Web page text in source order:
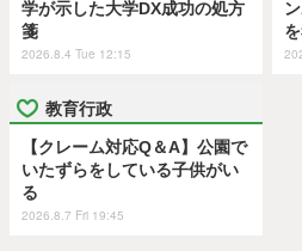
学が示した大学DX成功の処方
箋
2026.8.4 Tue 12:15
教育行政
【クレーム対応Q＆A】公園で
いたずらをしている子供がい
る
2026.8.7 Fri 19:45